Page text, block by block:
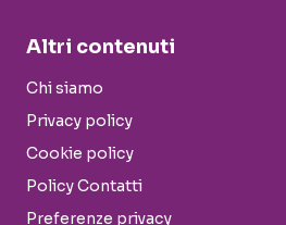
Altri contenuti
Chi siamo
Privacy policy
Cookie policy
Policy Contatti
Preferenze privacy